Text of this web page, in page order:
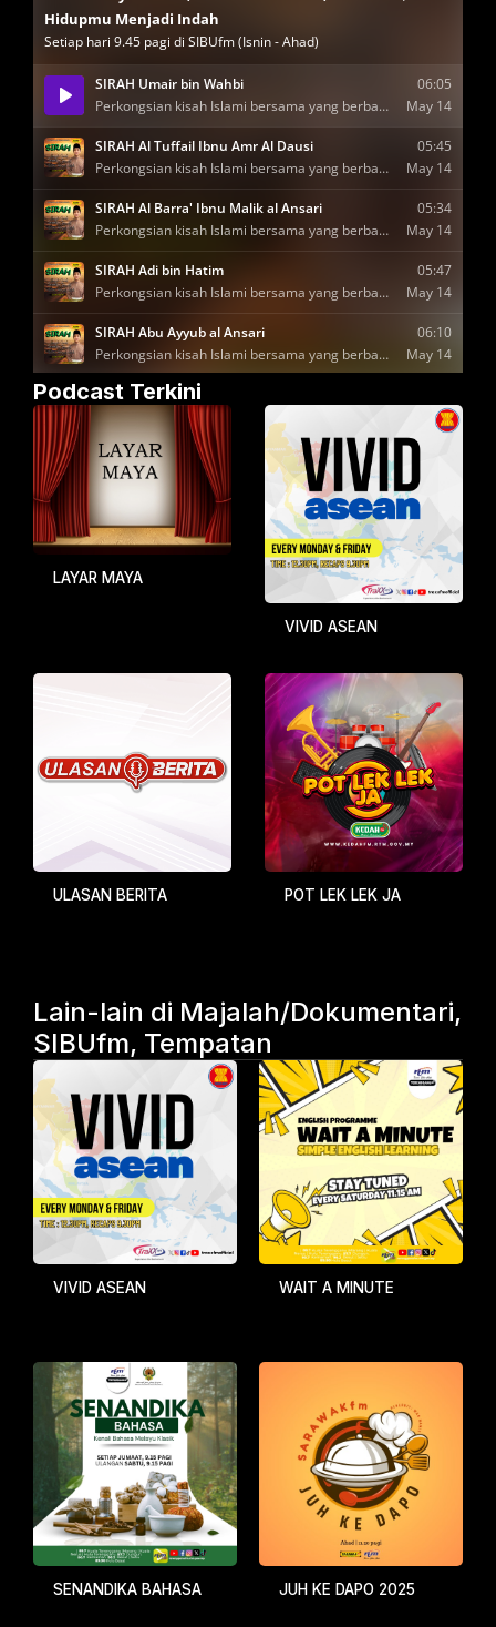
Podcast Terkini
LAYAR MAYA
VIVID ASEAN
ULASAN BERITA POT LEK LEK JA
Lain-lain di Majalah/Dokumentari,
SIBUfm, Tempatan
VIVID ASEAN WAIT A MINUTE
SENANDIKA BAHASA JUH KE DAPO 2025